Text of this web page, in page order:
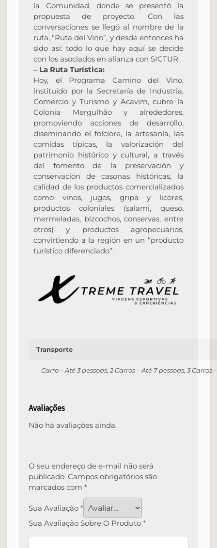
la Comunidad, donde se presentó la
propuesta de proyecto. Con las
conversaciones se llegó al nombre de la
ruta, “Ruta del Vino”, y desde entonces ha
sido así: todo lo que hay aquí se decide
con los asociados en alianza con SICTUR.
– La Ruta Turística:
Hoy, el Programa Camino del Vino,
instituido por la Secretaría de Industria,
Comercio y Turismo y Acavim, cubre la
Colonia Mergulhão y alrededores,
promoviendo acciones de desarrollo,
diseminando el folclore, la artesanía, las
comidas típicas, la valorización del
patrimonio histórico y cultural, a través
del fomento de la preservación y
conservación de casonas históricas, la
calidad de los productos comercializados
como vinos, jugos, gripa y licores,
productos coloniales (salami, queso,
mermeladas, bizcochos, conservas, entre
otros) y productos agropecuarios,
convirtiendo a la región en un “producto
turístico diferenciado”.
Transporte
Carro – Até 3 pessoas, 2 Carros – Até 7 pessoas, 3
Avaliações
Não há avaliações ainda.
O seu endereço de e-mail não será
publicado. Campos obrigatórios são
marcados com*
Sua Avaliação*
Sua Avaliação Sobre O Produto*